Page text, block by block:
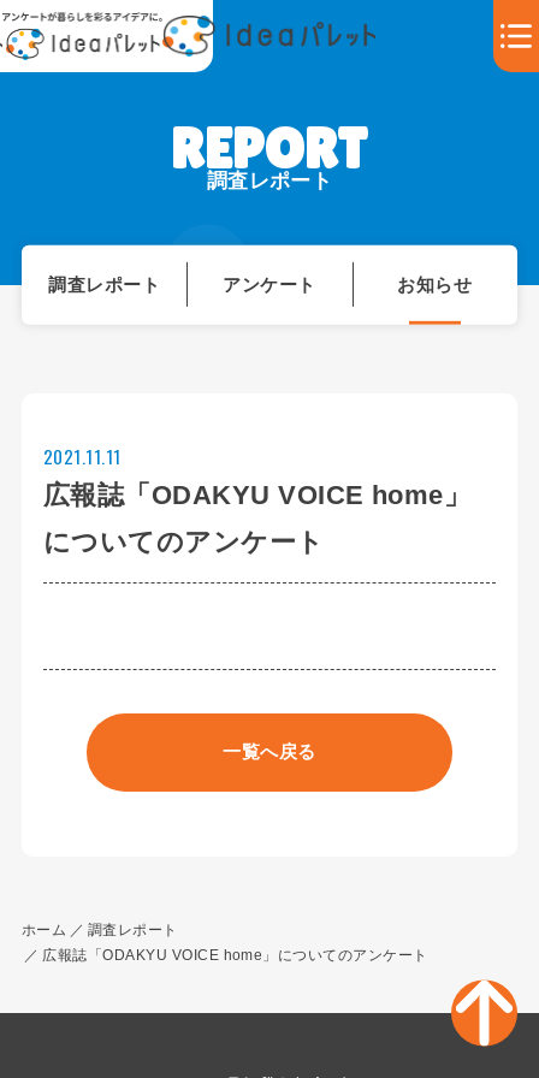
調査レポート
調査レポート アンケート お知らせ
広報誌「ODAKYU VOICE home」
についてのアンケート
2021.11.11
一覧へ戻る
ホーム
調査レポート
広報誌「ODAKYU VOICE home」についてのアンケート